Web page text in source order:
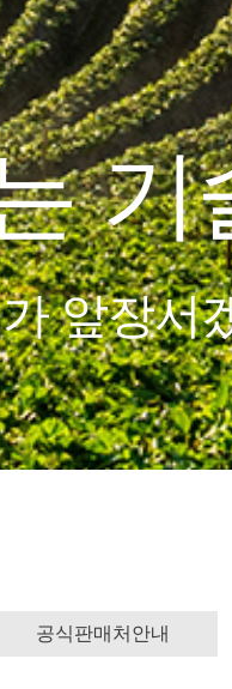
전한
공식판매처안내